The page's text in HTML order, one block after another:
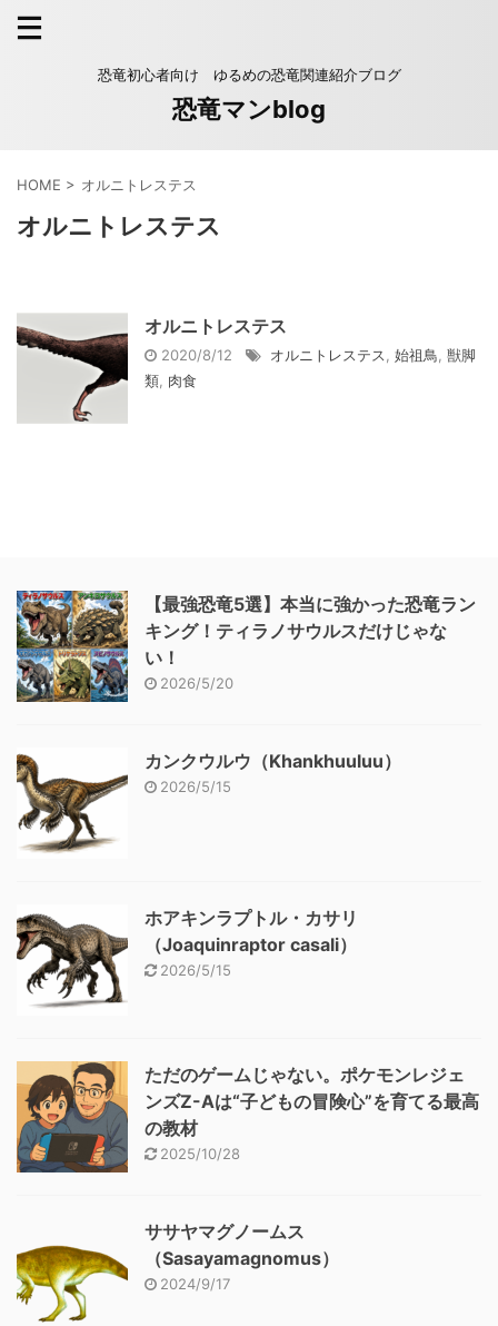
恐竜初心者向け ゆるめの恐竜関連紹介ブログ
恐竜マンblog
HOME > オルニトレステス
オルニトレステス
オルニトレステス
2020/8/12 オルニトレステス 始祖鳥 獣脚
類 肉食
【最強恐竜5選】本当に強かった恐竜ラン
キング！ティラノサウルスだけじゃな
い！
2026/5/20
カンクウルウ（Khankhuuluu）
2026/5/15
ホアキンラプトル・カサリ
（Joaquinraptor casali）
2026/5/15
ただのゲームじゃない。ポケモンレジェ
ンズZ-Aは“子どもの冒険心”を育てる最高
の教材
2025/10/28
ササヤマグノームス
（Sasayamagnomus）
2024/9/17